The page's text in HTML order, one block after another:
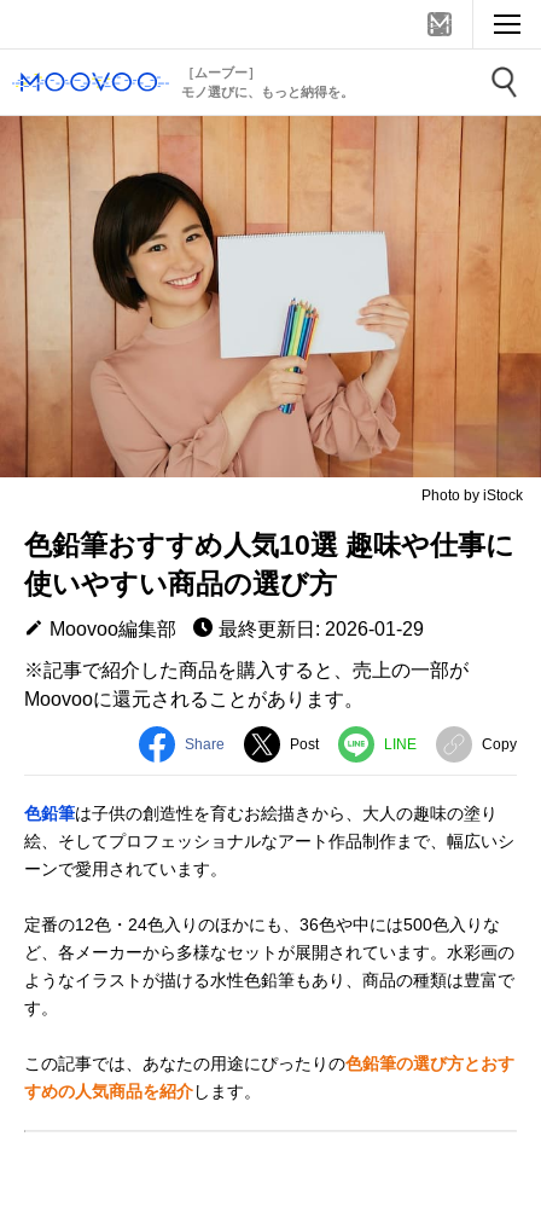
［ムーブー］
モノ選びに、もっと納得を。
Photo by iStock
色鉛筆おすすめ人気10選 趣味や仕事に
使いやすい商品の選び方
Moovoo編集部
最終更新日: 2026-01-29
※記事で紹介した商品を購入すると、売上の一部が
Moovooに還元されることがあります。
Share Post LINE Copy
色鉛筆は子供の創造性を育むお絵描きから、大人の趣味の塗り
絵、そしてプロフェッショナルなアート作品制作まで、幅広いシ
ーンで愛用されています。
定番の12色・24色入りのほかにも、36色や中には500色入りな
ど、各メーカーから多様なセットが展開されています。水彩画の
ようなイラストが描ける水性色鉛筆もあり、商品の種類は豊富で
す。
この記事では、あなたの用途にぴったりの色鉛筆の選び方とおす
すめの人気商品を紹介します。